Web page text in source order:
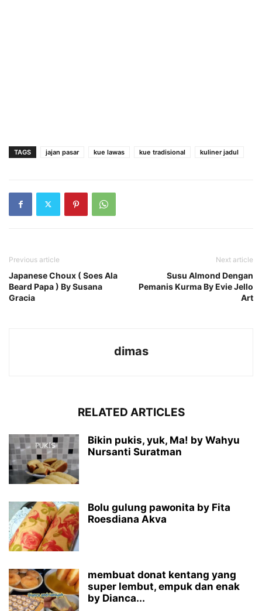
TAGS jajan pasar kue lawas kue tradisional kuliner jadul
Previous article
Japanese Choux ( Soes Ala
Beard Papa ) By Susana
Gracia
Next article
Susu Almond Dengan
Pemanis Kurma By Evie Jello
Art
dimas
RELATED ARTICLES
Bikin pukis, yuk, Ma! by Wahyu
Nursanti Suratman
Bolu gulung pawonita by Fita
Roesdiana Akva
membuat donat kentang yang
super lembut, empuk dan enak
by Dianca...